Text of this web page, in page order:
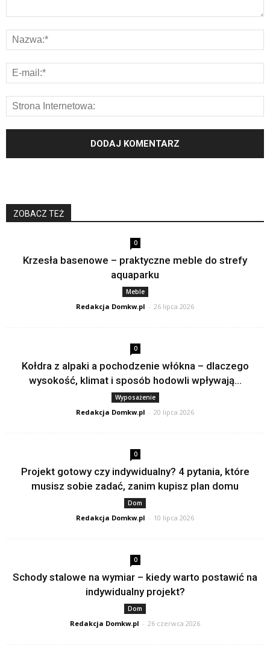
ZOBACZ TEŻ
0
Krzesła basenowe – praktyczne meble do strefy
aquaparku
Meble
Redakcja Domkw.pl - 26 lipca 2026
0
Kołdra z alpaki a pochodzenie włókna – dlaczego
wysokość, klimat i sposób hodowli wpływają...
Wyposażenie
Redakcja Domkw.pl - 20 lipca 2026
0
Projekt gotowy czy indywidualny? 4 pytania, które
musisz sobie zadać, zanim kupisz plan domu
Dom
Redakcja Domkw.pl - 10 lipca 2026
0
Schody stalowe na wymiar – kiedy warto postawić na
indywidualny projekt?
Dom
Redakcja Domkw.pl - 26 czerwca 2026